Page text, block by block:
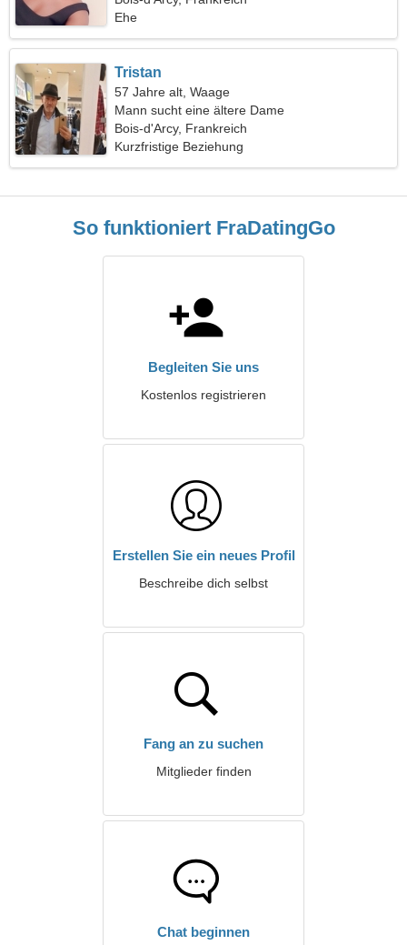
Ehe
Tristan
57 Jahre alt, Waage
Mann sucht eine ältere Dame
Bois-d'Arcy, Frankreich
Kurzfristige Beziehung
So funktioniert FraDatingGo
Begleiten Sie uns
Kostenlos registrieren
Erstellen Sie ein neues Profil
Beschreibe dich selbst
Fang an zu suchen
Mitglieder finden
Chat beginnen